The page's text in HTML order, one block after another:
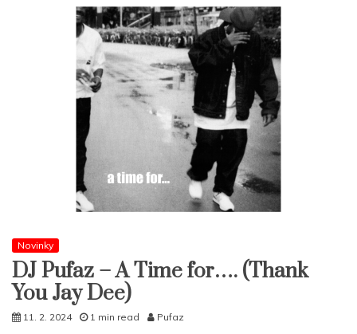
Novinky
DJ Pufaz – A Time for…. (Thank
You Jay Dee)
11. 2. 2024 1 min read Pufaz